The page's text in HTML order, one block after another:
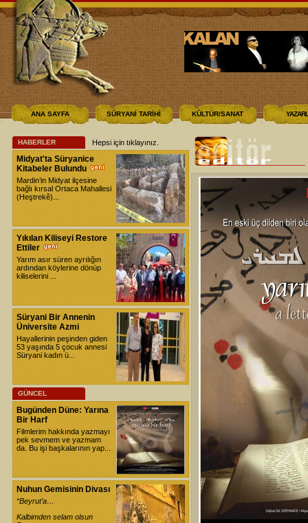
ANA SAYFA SÜRYANİ TARİHİ KÜLTÜR/SANAT
HABERLER Hepsi için tıklayınız
Midyat'ta Süryanice
Kitabeler Bulundu
Mardin’in Midyat ilçesine
bağlı kırsal Ortaca Mahallesi
(Heştrekê)...
Yıkılan Kiliseyi Restore
Ettiler
Yarım asır süren ayrılığın
ardından köylerine dönüp
kiliselerini ...
Süryani Bir Annenin
Üniversite Azmi
Hayallerinin peşinden giden
53 yaşında 5 çocuk annesi
Süryani kadın ü...
GÜNCEL
Bugünden Düne: Yarına
Bir Harf
Filmlerim hakkında yazmayı
pek sevmem ve yazmam
da. Bu işi başkalarının yap...
Nuhun Gemisinin Divası
“Beyrut’a…
Kalbimden selam olsun